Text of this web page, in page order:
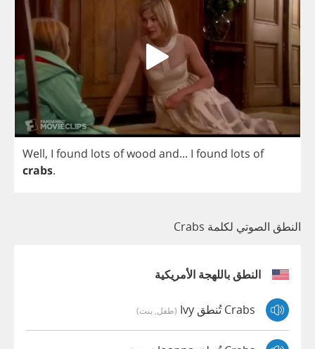
Well, I found lots ofwood and... I found lots of
crabs.
النطق الصوتي لكلمة Crabs
النطق باللهجة الأمريكية
Crabs تُنطق Ivy (طفل, بنت)